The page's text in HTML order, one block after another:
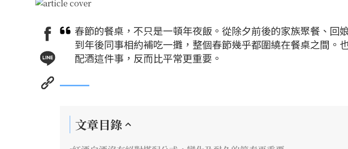
春節的餐桌，不只是一頓年夜飯。從除夕前後的家族聚餐、回
到年後同事相約補吃一攤，整個春節幾乎都圍繞在餐桌之間。
配酒這件事，反而比平常更重要。
文章目錄